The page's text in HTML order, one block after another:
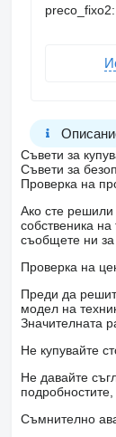
Съвети за
Съвети за
Проверка на
Ако сте
собственика
съобщете ни
Проверка на
Преди да
модел на
Значителната
Не купувайте
Не давайте
Съмнително